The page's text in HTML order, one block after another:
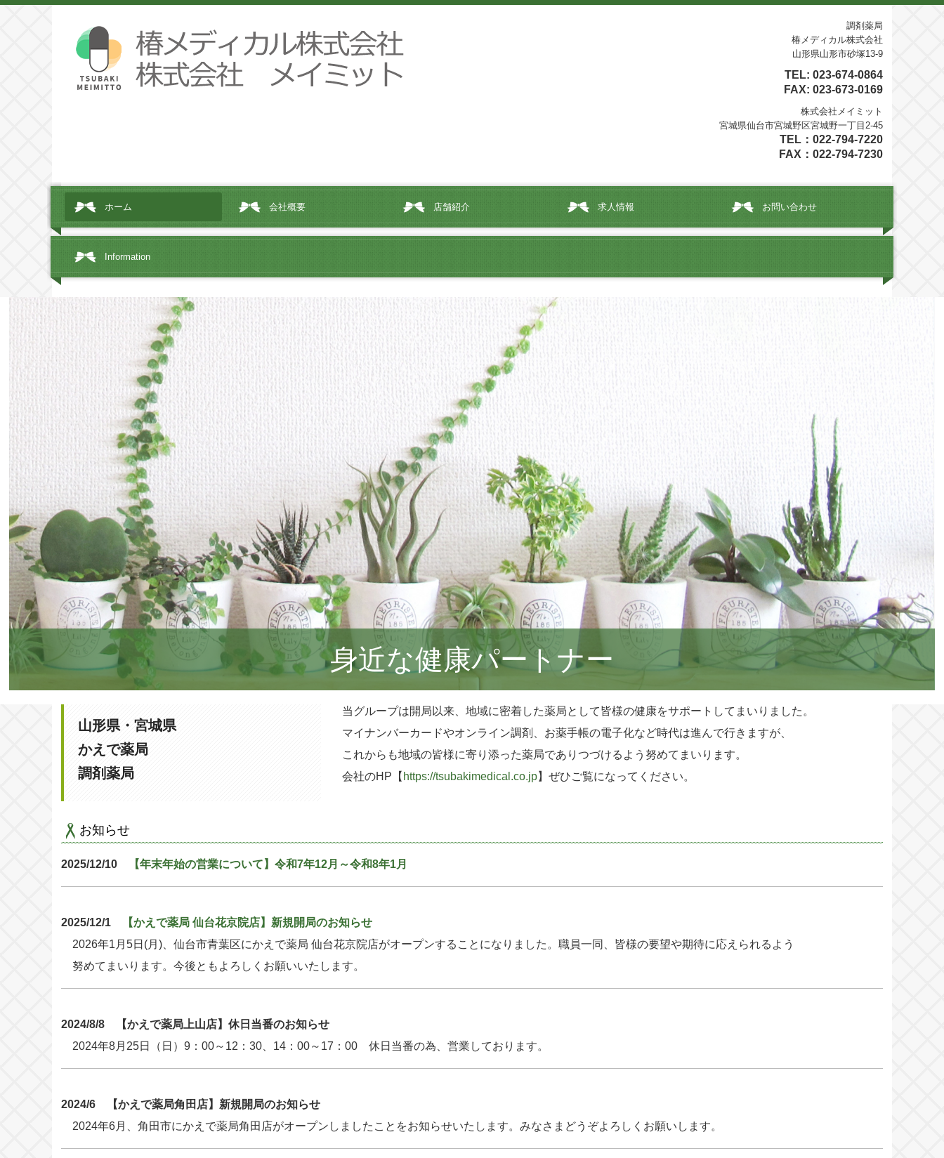
調剤薬局
椿メディカル株式会社
山形県山形市砂塚13-9
TEL: 023-674-0864
FAX: 023-673-0169
株式会社メイミット
宮城県仙台市宮城野区宮城野一丁目2-45
TEL： 022-794-7220
FAX：022-794-7230
ホーム 会社概要 店舗紹介 求人情報 お問い合わせ
Information
身近な健康パートナー
山形県・宮城県
かえで薬局
調剤薬局
当グループは開局以来、地域に密着した薬局として皆様の健康をサポートしてまいりました。
マイナンバーカードやオンライン調剤、お薬手帳の電子化など時代は進んで行きますが、
これからも地域の皆様に寄り添った薬局でありつづけるよう努めてまいります。
会社のHP【 https://tsubakimedical.co.jp】ぜひご覧になってください。
お知らせ
2025/12/10 【年末年始の営業について】令和7年12月～令和8年1月
2025/12/1
【かえで薬局 仙台花京院店】新規開局のお知らせ
2026年1月5日(月)、仙台市青葉区にかえで薬局 仙台花京院店がオープンすることになりました。職員一同、 皆様の要望や期待に応えられるよう
努めてまいります。今後ともよろしくお願いいたします。
2024/8/8 【かえで薬局上山店】休日当番のお知らせ
2024年8月25日（日）9：00～12：30、14：00～17：00 休日当番の為、営業しております。
2024/6 【かえで薬局角田店】新規開局のお知らせ
2024年6月、角田市にかえで薬局角田店がオープンしましたことをお知らせいたします。みなさまどうぞよろしくお願いします。